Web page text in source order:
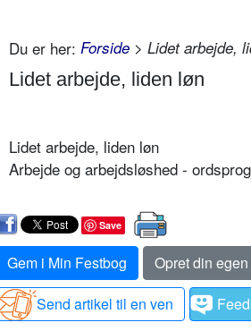
Du er her: Forside > Lidet arbejde,
Lidet arbejde, liden løn
Lidet arbejde, liden løn
Arbejde og arbejdsløshed -
Save
Gem i Min Festbog
Opret din
Send artikel til en ven